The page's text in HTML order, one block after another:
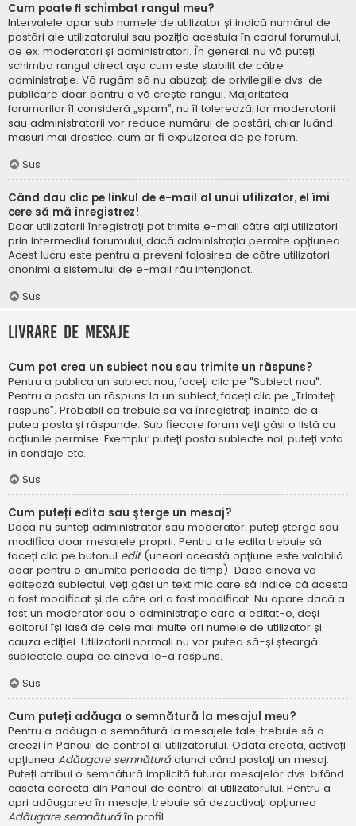
Cum poate fi schimbat rangul meu?
Intervalele apar sub numele de utilizator și indică numărul de
postări ale utilizatorului sau poziția acestuia în cadrul forumului,
de ex. moderatori și administratori. În general, nu vă puteți
schimba rangul direct așa cum este stabilit de către
administrație. Vă rugăm să nu abuzați de privilegiile dvs. de
publicare doar pentru a vă crește rangul. Majoritatea
forumurilor îl consideră „spam”, nu îl tolerează, iar moderatorii
sau administratorii vor reduce numărul de postări, chiar luând
măsuri mai drastice, cum ar fi expulzarea de pe forum.
Sus
Când dau clic pe linkul de e-mail al unui utilizator, el îmi
cere să mă înregistrez!
Doar utilizatorii înregistrați pot trimite e-mail către alți utilizatori
prin intermediul forumului, dacă administrația permite opțiunea.
Acest lucru este pentru a preveni folosirea de către utilizatori
anonimi a sistemului de e-mail rău intenționat.
Sus
Livrare de mesaje
Cum pot crea un subiect nou sau trimite un răspuns?
Pentru a publica un subiect nou, faceți clic pe "Subiect nou".
Pentru a posta un răspuns la un subiect, faceți clic pe „Trimiteți
răspuns”. Probabil că trebuie să vă înregistrați înainte de a
putea posta și răspunde. Sub fiecare forum veți găsi o listă cu
acțiunile permise. Exemplu: puteți posta subiecte noi, puteți vota
în sondaje etc.
Sus
Cum puteți edita sau șterge un mesaj?
Dacă nu sunteți administrator sau moderator, puteți șterge sau
modifica doar mesajele proprii. Pentru a le edita trebuie să
faceți clic pe butonul edit (uneori această opțiune este valabilă
doar pentru o anumită perioadă de timp). Dacă cineva vă
editează subiectul, veți găsi un text mic care să indice că acesta
a fost modificat și de câte ori a fost modificat. Nu apare dacă a
fost un moderator sau o administrație care a editat-o, deși
editorul își lasă de cele mai multe ori numele de utilizator și
cauza ediției. Utilizatorii normali nu vor putea să-și șteargă
subiectele după ce cineva le-a răspuns.
Sus
Cum puteți adăuga o semnătură la mesajul meu?
Pentru a adăuga o semnătură la mesajele tale, trebuie să o
creezi în Panoul de control al utilizatorului. Odată creată, activați
opțiunea Adăugare semnăturăatunci când postați un mesaj.
Puteți atribui o semnătură implicită tuturor mesajelor dvs. bifând
caseta corectă din Panoul de control al utilizatorului. Pentru a
opri adăugarea în mesaje, trebuie să dezactivați opțiunea
Adăugare semnăturăîn profil.